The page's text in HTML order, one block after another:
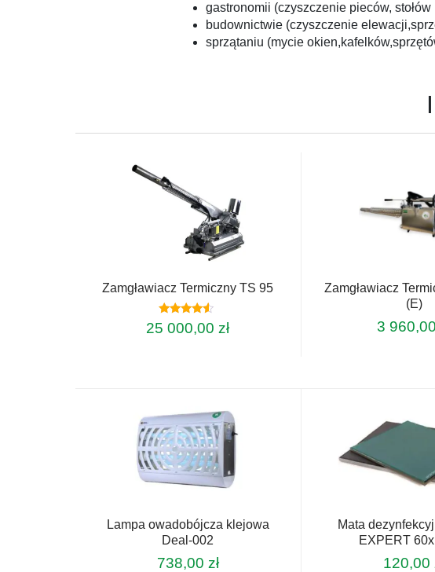
gastronomii (czyszczenie pieców, stołów
budownictwie (czyszczenie
sprzątaniu (mycie
Zamgławiacz Termiczny TS 95
Oceniono
4.33
25 000,00zł
Zamgławiacz
(E)
3 960,00
Lampa owadobójcza klejowa
Deal-002
738,00 zł
Mata
EXPERT
120,00